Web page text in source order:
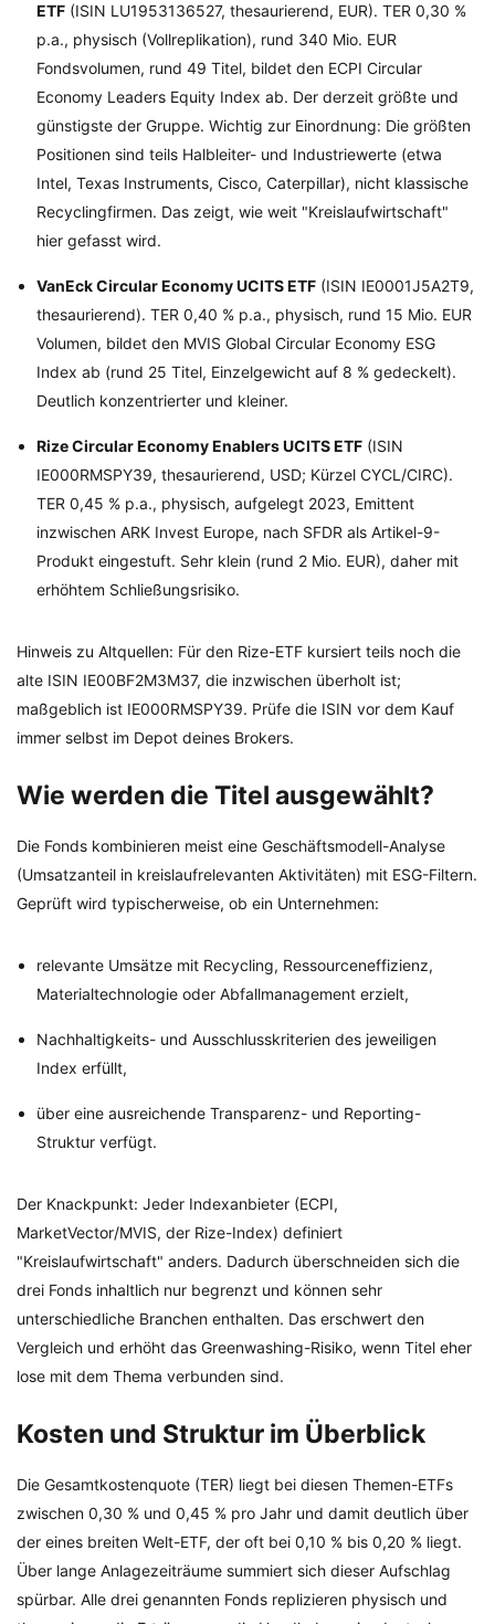
ETF (ISIN LU1953136527, thesaurierend, EUR). TER 0,30 %
p.a., physisch (Vollreplikation), rund 340 Mio. EUR
Fondsvolumen, rund 49 Titel, bildet den ECPI Circular
Economy Leaders Equity Index ab. Der derzeit größte und
günstigste der Gruppe. Wichtig zur Einordnung: Die größten
Positionen sind teils Halbleiter- und Industriewerte (etwa
Intel, Texas Instruments, Cisco, Caterpillar), nicht klassische
Recyclingfirmen. Das zeigt, wie weit "Kreislaufwirtschaft"
hier gefasst wird.
VanEck Circular Economy UCITS ETF (ISIN IE0001J5A2T9,
thesaurierend). TER 0,40 % p.a., physisch, rund 15 Mio. EUR
Volumen, bildet den MVIS Global Circular Economy ESG
Index ab (rund 25 Titel, Einzelgewicht auf 8 % gedeckelt).
Deutlich konzentrierter und kleiner.
Rize Circular Economy Enablers UCITS ETF (ISIN
IE000RMSPY39, thesaurierend, USD; Kürzel CYCL/CIRC).
TER 0,45 % p.a., physisch, aufgelegt 2023, Emittent
inzwischen ARK Invest Europe, nach SFDR als Artikel-9-
Produkt eingestuft. Sehr klein (rund 2 Mio. EUR), daher mit
erhöhtem Schließungsrisiko.
Hinweis zu Altquellen: Für den Rize-ETF kursiert teils noch die
alte ISIN IE00BF2M3M37, die inzwischen überholt ist;
maßgeblich ist IE000RMSPY39. Prüfe die ISIN vor dem Kauf
immer selbst im Depot deines Brokers.
Wie werden die Titel ausgewählt?
Die Fonds kombinieren meist eine Geschäftsmodell-Analyse
(Umsatzanteil in kreislaufrelevanten Aktivitäten) mit ESG-Filtern.
Geprüft wird typischerweise, ob ein Unternehmen:
relevante Umsätze mit Recycling, Ressourceneffizienz,
Materialtechnologie oder Abfallmanagement erzielt,
Nachhaltigkeits- und Ausschlusskriterien des jeweiligen
Index erfüllt,
über eine ausreichende Transparenz- und Reporting-
Struktur verfügt.
Der Knackpunkt: Jeder Indexanbieter (ECPI,
MarketVector/MVIS, der Rize-Index) definiert
"Kreislaufwirtschaft" anders. Dadurch überschneiden sich die
drei Fonds inhaltlich nur begrenzt und können sehr
unterschiedliche Branchen enthalten. Das erschwert den
Vergleich und erhöht das Greenwashing-Risiko, wenn Titel eher
lose mit dem Thema verbunden sind.
Kosten und Struktur im Überblick
Die Gesamtkostenquote (TER) liegt bei diesen Themen-ETFs
zwischen 0,30 % und 0,45 % pro Jahr und damit deutlich über
der eines breiten Welt-ETF, der oft bei 0,10 % bis 0,20 % liegt.
Über lange Anlagezeiträume summiert sich dieser Aufschlag
spürbar. Alle drei genannten Fonds replizieren physisch und